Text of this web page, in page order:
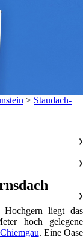
> Staudach-
liegt das
hoch gelegene
Chiemgau. Eine Oase
❯
❯
❯